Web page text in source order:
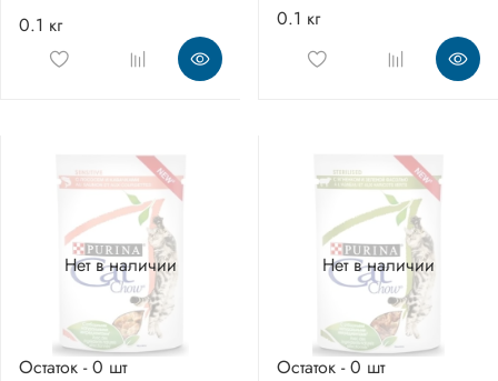
0.1 кг 0.1 кг
Нет в наличии
Остаток - 0 шт
Нет в наличии
Остаток - 0 шт